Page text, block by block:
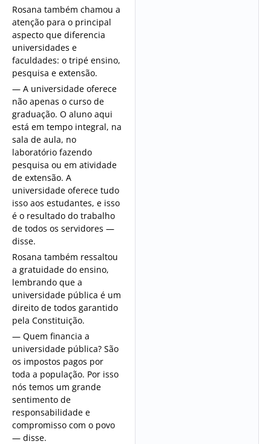
Rosana também chamou a
atenção para o principal
aspecto que diferencia
universidades e
faculdades: o tripé ensino,
pesquisa e extensão.
— A universidade oferece
não apenas o curso de
graduação. O aluno aqui
está em tempo integral, na
sala de aula, no
laboratório fazendo
pesquisa ou em atividade
de extensão. A
universidade oferece tudo
isso aos estudantes, e isso
é o resultado do trabalho
de todos os servidores —
disse.
Rosana também ressaltou
a gratuidade do ensino,
lembrando que a
universidade pública é um
direito de todos garantido
pela Constituição.
— Quem financia a
universidade pública? São
os impostos pagos por
toda a população. Por isso
nós temos um grande
sentimento de
responsabilidade e
compromisso com o povo
— disse.